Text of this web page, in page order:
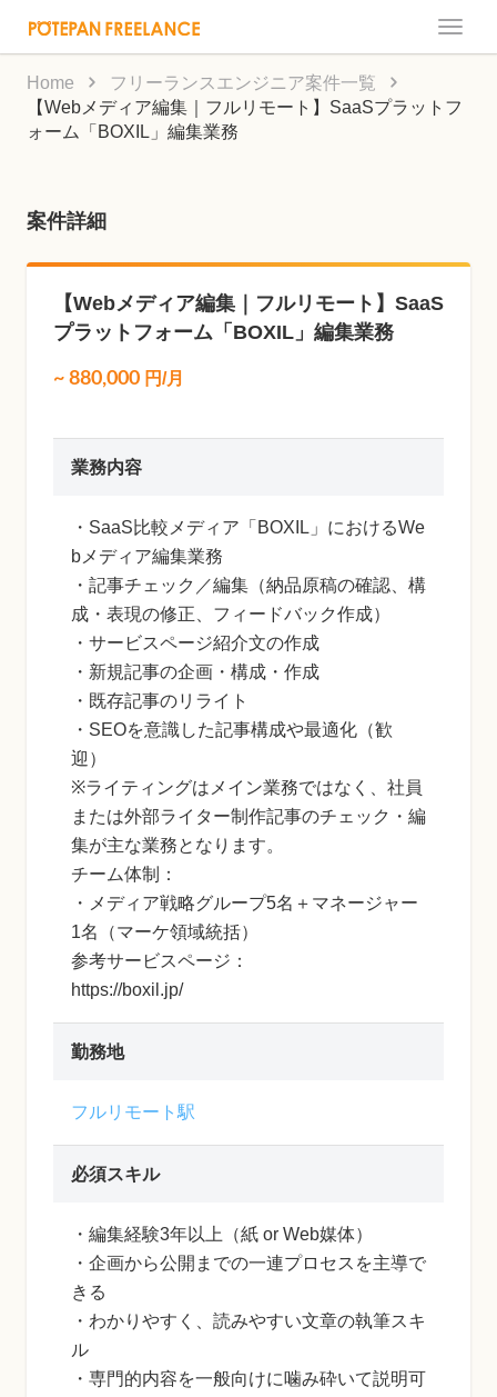
Toggle
Home
フリーランスエンジニア案件一覧
【Webメディア編集｜フルリモート】SaaSプラットフ
ォーム「BOXIL」編集業務
案件詳細
【Webメディア編集｜フルリモート】SaaS
プラットフォーム「BOXIL」編集業務
~ 880,000 円/月
業務内容
・SaaS比較メディア「BOXIL」におけるWe
bメディア編集業務
・記事チェック／編集（納品原稿の確認、構
成・表現の修正、フィードバック作成）
・サービスページ紹介文の作成
・新規記事の企画・構成・作成
・既存記事のリライト
・SEOを意識した記事構成や最適化（歓
迎）
※ライティングはメイン業務ではなく、社員
または外部ライター制作記事のチェック・編
集が主な業務となります。
チーム体制：
・メディア戦略グループ5名＋マネージャー
1名（マーケ領域統括）
参考サービスページ：
https://boxil.jp/
勤務地
フルリモート駅
必須スキル
・編集経験3年以上（紙 or Web媒体）
・企画から公開までの一連プロセスを主導で
きる
・わかりやすく、読みやすい文章の執筆スキ
ル
・専門的内容を一般向けに噛み砕いて説明可